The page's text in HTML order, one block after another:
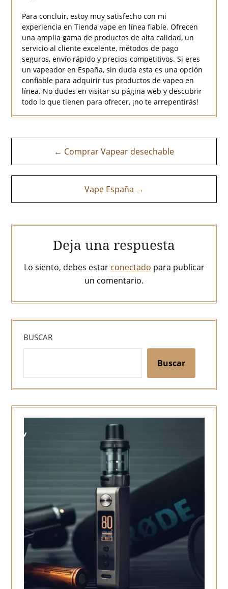
Para concluir, estoy muy satisfecho con mi
experiencia en Tienda vape en línea fiable. Ofrecen
una amplia gama de productos de alta calidad, un
servicio al cliente excelente, métodos de pago
seguros, envío rápido y precios competitivos. Si eres
un vapeador en España, sin duda esta es una opción
confiable para adquirir tus productos de vapeo en
línea. No dudes en visitar su página web y descubrir
todo lo que tienen para ofrecer, ¡no te arrepentirás!
Navegación
de
entradas
← Comprar Vapear desechable
Vape España →
Deja una respuesta
Lo siento, debes estar conectado para publicar
un comentario.
BUSCAR
Buscar